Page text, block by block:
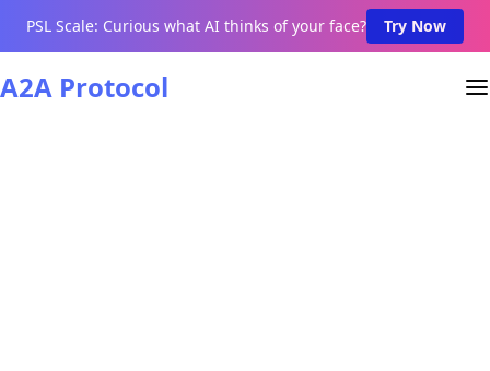
PSL Scale: Curious what AI thinks of your face? Try Now
A2A Protocol